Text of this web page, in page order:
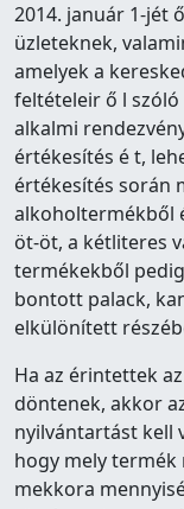
2014. január 1-jét
üzleteknek,
amelyek a
feltételeir ő l
alkalmi
értékesítés é t,
értékesítés során
alkoholtermékből
öt-öt, a kétliteres
termékekből
bontott palack,
elkülönített
Ha az érintettek
döntenek, akkor
nyilvántartást kell
hogy mely termék
mekkora